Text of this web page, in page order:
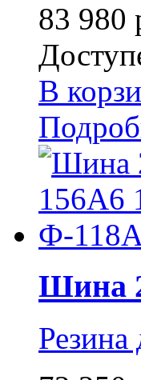
83 980
В
Шина